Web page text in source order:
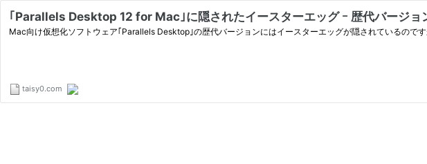
｢Parallels Desktop 12 for Mac｣に隠されたイースターエッグ ｰ 歴代バージ
Mac向け仮想化ソフトウェア｢Parallels Desktop｣の歴代バージョンにはイースターエッグが隠されているの
taisy0.com